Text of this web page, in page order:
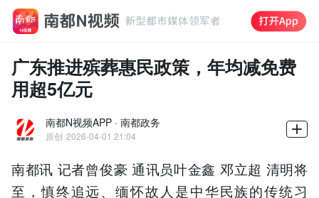
广东推进殡葬惠民政策，年均减免费
用超5亿元
南都N视频APP · 南都政务
原创 2026-04-01 21:04
南都讯 记者曾俊豪 通讯员叶金鑫 邓立超 清明将
至，慎终追远、缅怀故人是中华民族的传统习